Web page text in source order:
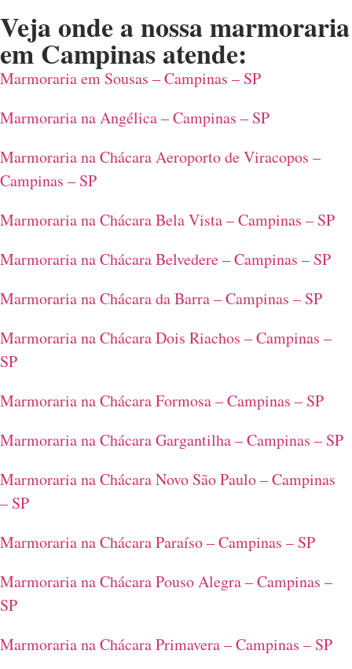
Veja onde a nossamarmoraria
em Campinasatende:
Marmoraria em Sousas – Campinas – SP
Marmoraria na Angélica – Campinas – SP
Marmoraria na Chácara Aeroporto de Viracopos –
Campinas – SP
Marmoraria na Chácara Bela Vista – Campinas – SP
Marmoraria na Chácara Belvedere – Campinas – SP
Marmoraria na Chácara da Barra – Campinas – SP
Marmoraria na Chácara Dois Riachos – Campinas –
SP
Marmoraria na Chácara Formosa – Campinas – SP
Marmoraria na Chácara Gargantilha – Campinas – SP
Marmoraria na Chácara Novo São Paulo – Campinas
– SP
Marmoraria na Chácara Paraíso – Campinas – SP
Marmoraria na Chácara Pouso Alegra – Campinas –
SP
Marmoraria na Chácara Primavera – Campinas – SP